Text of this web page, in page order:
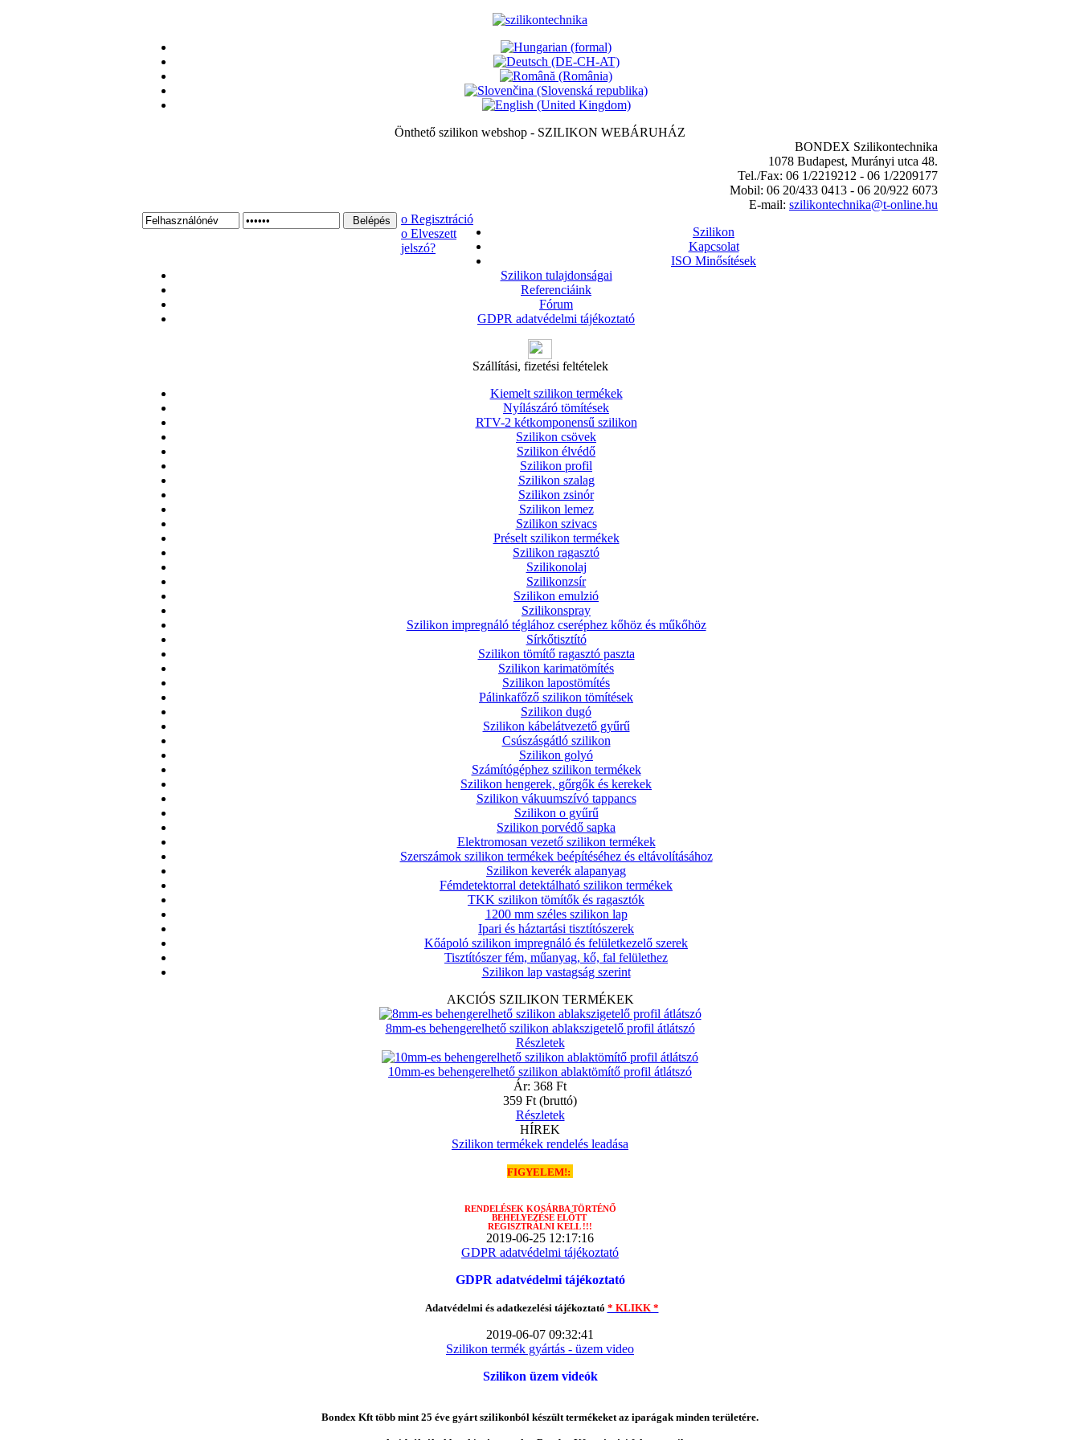
Önthető szilikon webshop - SZILIKON WEBÁRUHÁZ
BONDEX Szilikontechnika
1078 Budapest, Murányi utca 48.
Tel./Fax: 06 1/2219212 - 06 1/2209177
Mobil: 06 20/433 0413 - 06 20/922 6073
E-mail: szilikontechnika@t-online.hu
ο Regisztráció
ο Elveszett
jelszó?
Szilikon
Kapcsolat
ISO Minősítések
Szilikon tulajdonságai
Referenciáink
Fórum
GDPR adatvédelmi tájékoztató
Szállítási, fizetési feltételek
Kiemelt szilikon termékek
Nyílászáró tömítések
RTV-2 kétkomponensű szilikon
Szilikon csövek
Szilikon élvédő
Szilikon profil
Szilikon szalag
Szilikon zsinór
Szilikon lemez
Szilikon szivacs
Préselt szilikon termékek
Szilikon ragasztó
Szilikonolaj
Szilikonzsír
Szilikon emulzió
Szilikonspray
Szilikon impregnáló téglához cseréphez kőhöz és műkőhöz
Sírkőtisztító
Szilikon tömítő ragasztó paszta
Szilikon karimatömítés
Szilikon lapostömítés
Pálinkafőző szilikon tömítések
Szilikon dugó
Szilikon kábelátvezető gyűrű
Csúszásgátló szilikon
Szilikon golyó
Számítógéphez szilikon termékek
Szilikon hengerek, gőrgők és kerekek
Szilikon vákuumszívó tappancs
Szilikon o gyűrű
Szilikon porvédő sapka
Elektromosan vezető szilikon termékek
Szerszámok szilikon termékek beépítéséhez és eltávolításához
Szilikon keverék alapanyag
Fémdetektorral detektálható szilikon termékek
TKK szilikon tömítők és ragasztók
1200 mm széles szilikon lap
Ipari és háztartási tisztítószerek
Kőápoló szilikon impregnáló és felületkezelő szerek
Tisztítószer fém, műanyag, kő, fal felülethez
Szilikon lap vastagság szerint
AKCIÓS SZILIKON TERMÉKEK
8mm-es behengerelhető szilikon ablakszigetelő profil átlátszó
Részletek
10mm-es behengerelhető szilikon ablaktömítő profil átlátszó
Ár: 368 Ft
359 Ft (bruttó)
Részletek
HÍREK
Szilikon termékek rendelés leadása
FIGYELEM!:
RENDELÉSEK KOSÁRBA TÖRTÉNŐ
BEHELYEZÉSE ELŐTT
REGISZTRÁLNI KELL !!!
2019-06-25 12:17:16
GDPR adatvédelmi tájékoztató
GDPR adatvédelmi tájékoztató
Adatvédelmi és adatkezelési tájékoztató * KLIKK *
2019-06-07 09:32:41
Szilikon termék gyártás - üzem video
Szilikon üzem videók
Bondex Kft több mint 25 éve gyárt szilikonból készült termékeket az iparágak minden területére.